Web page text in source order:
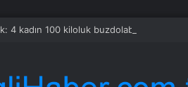
4 kadın 100 kiloluk buzdolabını böyle çaldı